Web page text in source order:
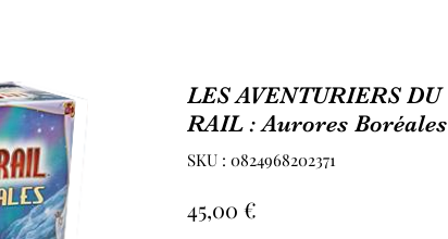
LES AVENTURIERS DU
RAIL : Aurores Boréales
SKU : 0824968202371
45,00 €